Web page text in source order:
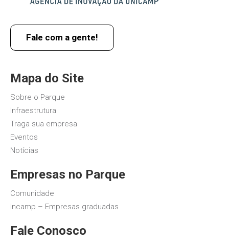
Fale com a gente!
Mapa do Site
Sobre o Parque
Infraestrutura
Traga sua empresa
Eventos
Notícias
Empresas no Parque
Comunidade
Incamp – Empresas graduadas
Fale Conosco